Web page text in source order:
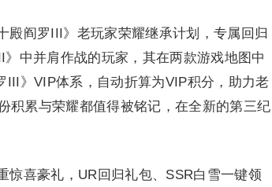
殿阎罗III》老玩家荣耀继承计划，专属回归
中并肩作战的玩家，其在两款游戏地图中
III》VIP体系，自动折算为VIP积分，助力老
积累与荣耀都值得被铭记，在全新的第三纪
惊喜豪礼，UR回归礼包、SSR白雪一键领